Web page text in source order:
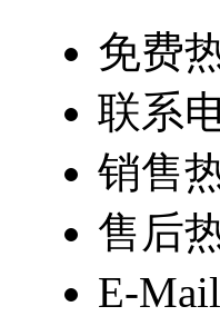
免费
联系
销售
售后
E-